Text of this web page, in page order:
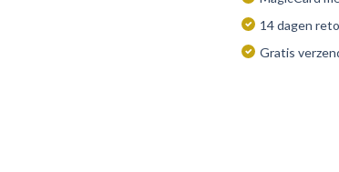
14 dagen
Gratis